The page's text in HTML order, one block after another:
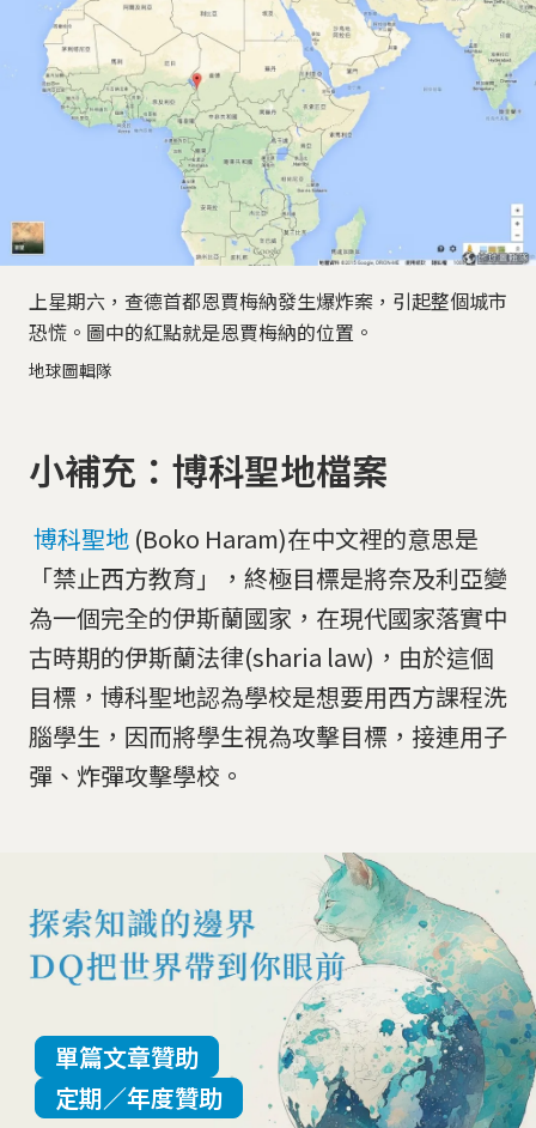
上星期六，查德首都恩賈梅納發生爆炸案，引起整個城市
恐慌。圖中的紅點就是恩賈梅納的位置。
地球圖輯隊
小補充：博科聖地檔案
博科聖地 (Boko Haram)在中文裡的意思是
「禁止西方教育」，終極目標是將奈及利亞變
為一個完全的伊斯蘭國家，在現代國家落實中
古時期的伊斯蘭法律(sharia law)，由於這個
目標，博科聖地認為學校是想要用西方課程洗
腦學生，因而將學生視為攻擊目標，接連用子
彈、炸彈攻擊學校。
單篇文章贊助
定期／年度贊助